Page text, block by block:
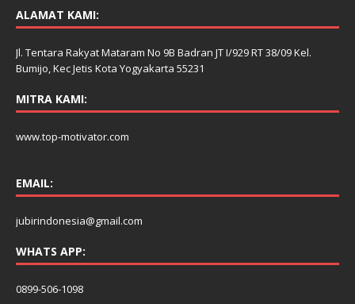
ALAMAT KAMI:
Jl. Tentara Rakyat Mataram No 9B Badran JT I/929 RT 38/09 Kel.
Bumijo, Kec Jetis Kota Yogyakarta 55231
MITRA KAMI:
www.top-motivator.com
EMAIL:
jubirindonesia@gmail.com
WHATS APP:
0899-506-1098